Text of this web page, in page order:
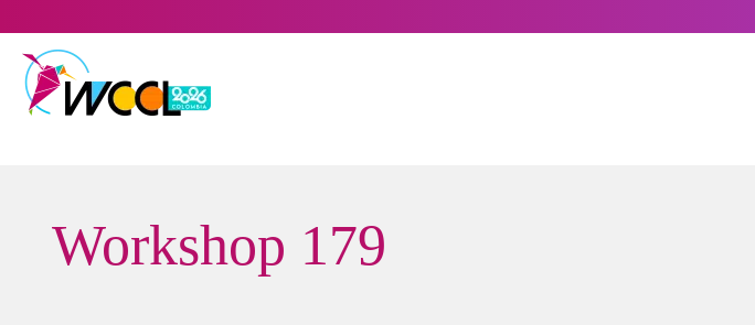
contenido
Workshop 179